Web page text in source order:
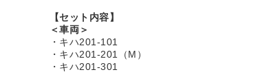
【セット内容】
＜車両＞
・キハ201-101
・キハ201-201（M）
・キハ201-301